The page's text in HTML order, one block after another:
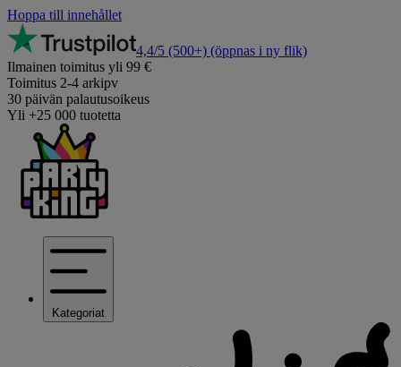
Hoppa till innehållet
4,4/5 (500+) (öppnas i ny flik)
Ilmainen toimitus yli 99 €
Toimitus 2-4 arkipv
30 päivän palautusoikeus
Yli +25 000 tuotetta
Kategoriat